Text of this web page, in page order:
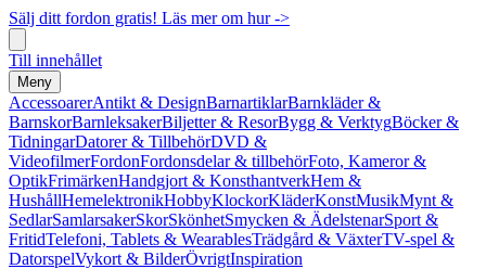
Sälj ditt fordon gratis! Läs mer om hur ->
Till innehållet
Meny
AccessoarerAntikt & DesignBarnartiklarBarnkläder &
BarnskorBarnleksakerBiljetter & ResorBygg & VerktygBöcker &
TidningarDatorer & TillbehörDVD &
VideofilmerFordonFordonsdelar & tillbehörFoto, Kameror &
OptikFrimärkenHandgjort & KonsthantverkHem &
HushållHemelektronikHobbyKlockorKläderKonstMusikMynt &
SedlarSamlarsakerSkorSkönhetSmycken & ÄdelstenarSport &
FritidTelefoni, Tablets & WearablesTrädgård & VäxterTV-spel &
DatorspelVykort & BilderÖvrigtInspiration